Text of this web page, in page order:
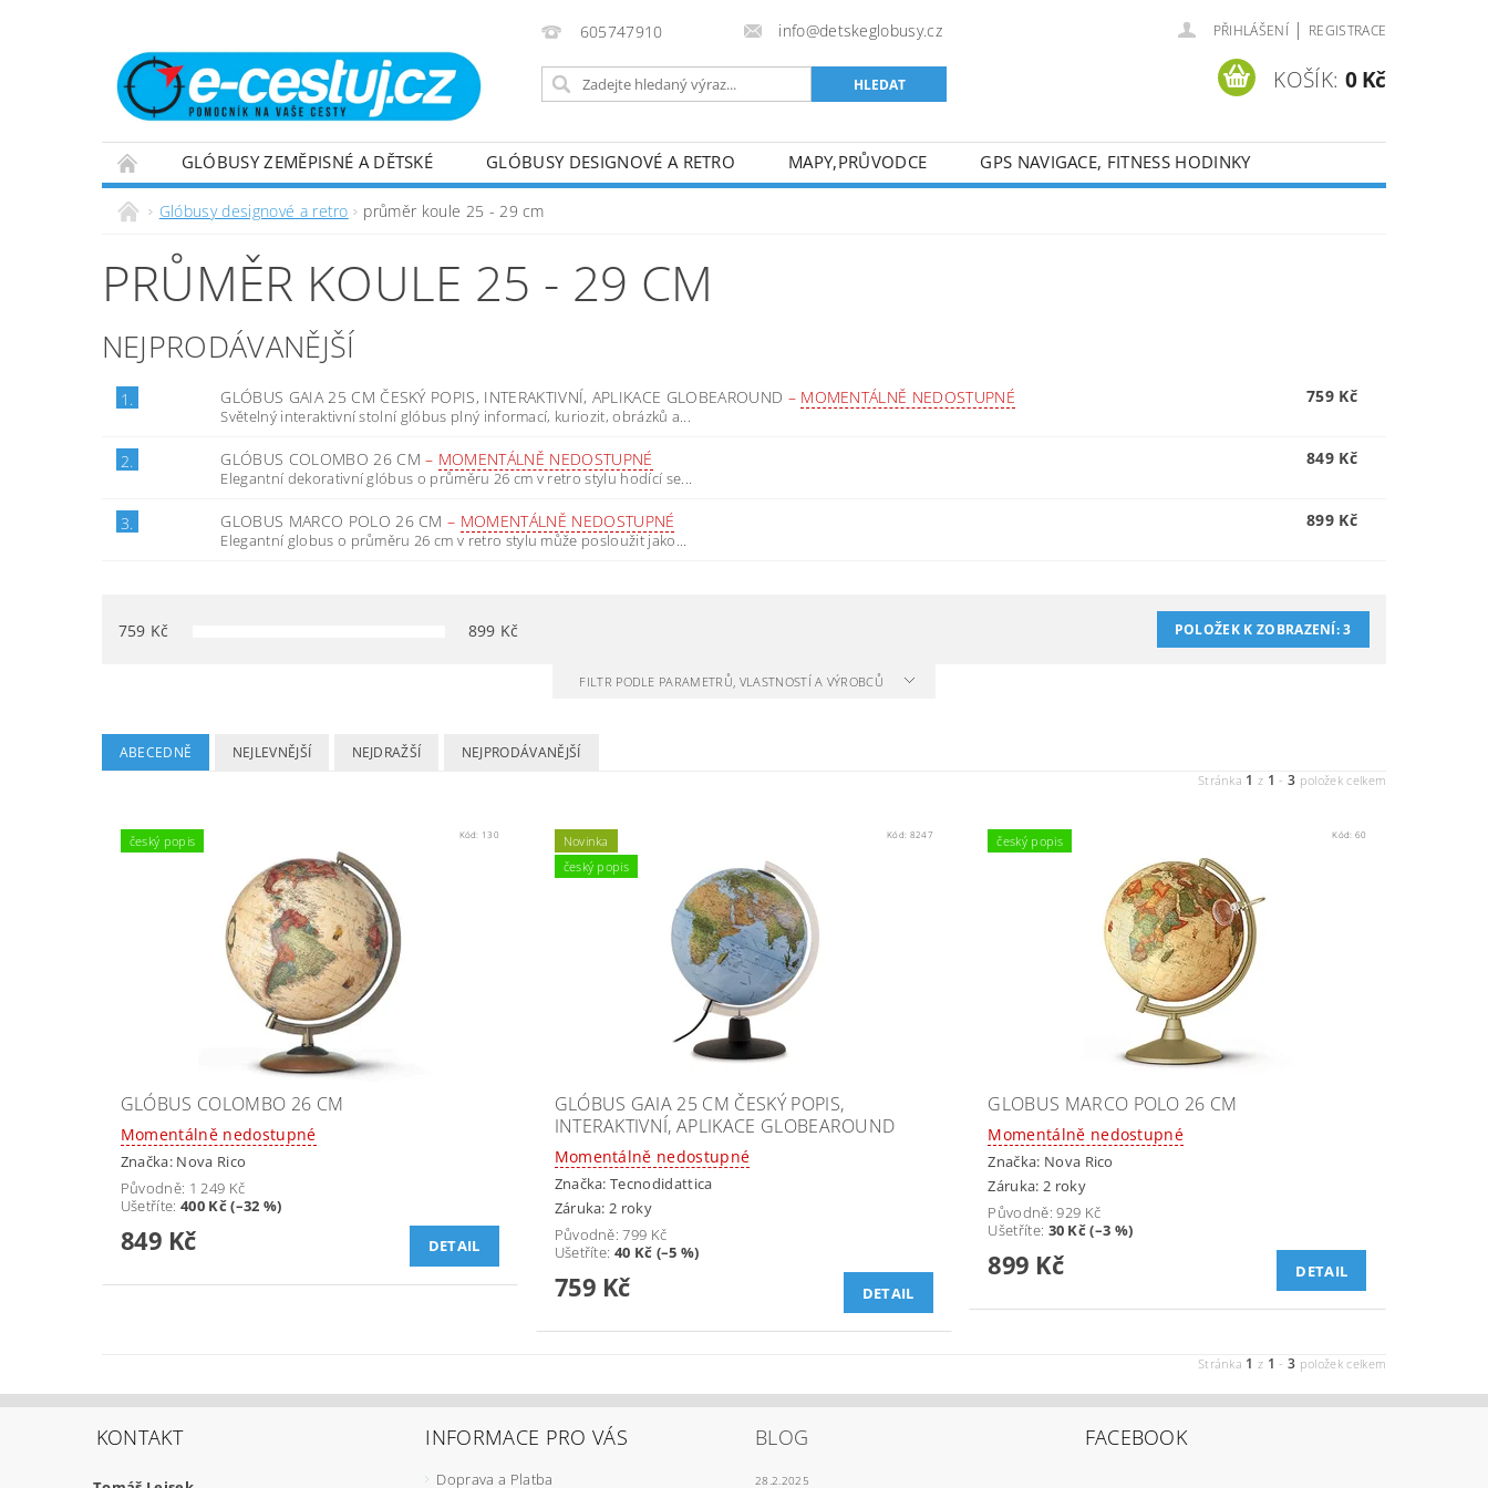
605747910 info@detskeglobusy.cz PŘIHLÁŠENÍ | REGISTRACE
KOŠÍK: 0 Kč
GLÓBUSY ZEMĚPISNÉ A DĚTSKÉ GLÓBUSY DESIGNOVÉ A RETRO MAPY,PRŮVODCE
GPS NAVIGACE, FITNESS HODINKY
OBCHODNÍ PODMÍNKY
NAPIŠTE NÁM
Glóbusy designové a retro průměr koule 25 - 29 cm
PRŮMĚR KOULE 25 - 29 CM
NEJPRODÁVANĚJŠÍ
1. GLÓBUS GAIA 25 CM ČESKÝ POPIS, INTERAKTIVNÍ, APLIKACE GLOBEAROUND – MOMENTÁLNĚ NEDOSTUPNÉ
Světelný interaktivní stolní glóbus plný informací, kuriozit, obrázků a...
759 Kč
2. GLÓBUS COLOMBO 26 CM– MOMENTÁLNĚ NEDOSTUPNÉ
Elegantní dekorativní glóbus o průměru 26 cm v retro stylu hodící se...
849 Kč
3. GLOBUS MARCO POLO 26 CM– MOMENTÁLNĚ NEDOSTUPNÉ
Elegantní globus o průměru 26 cm v retro stylu může posloužit jako...
899 Kč
759 Kč 899 Kč POLOŽEK K ZOBRAZENÍ:3
FILTR PODLE PARAMETRŮ, VLASTNOSTÍ A VÝROBCŮ
ABECEDNĚ NEJLEVNĚJŠÍ NEJDRAŽŠÍ NEJPRODÁVANĚJŠÍ
Stránka 1 z 1 -3 položek celkem
český popis Kód: 130
GLÓBUS COLOMBO 26 CM
Momentálně nedostupné
Značka: Nova Rico
Původně: 1 249 Kč
Ušetříte: 400 Kč (–32 %)
849 Kč DETAIL
Novinka
český popis
Kód: 8247
GLÓBUS GAIA 25 CM ČESKÝ POPIS,
INTERAKTIVNÍ, APLIKACE GLOBEAROUND
Momentálně nedostupné
Značka:Tecnodidattica
Záruka: 2 roky
Původně:799 Kč
Ušetříte: 40 Kč (–5 %)
759 Kč DETAIL
český popis Kód: 60
GLOBUS MARCO POLO 26 CM
Momentálně nedostupné
Značka: Nova Rico
Záruka: 2 roky
Původně:929 Kč
Ušetříte: 30 Kč (–3 %)
899 Kč DETAIL
Stránka 1 z 1 -3 položek celkem
KONTAKT INFORMACE PRO VÁS
Doprava a Platba
BLOG
28.2.2025
FACEBOOK